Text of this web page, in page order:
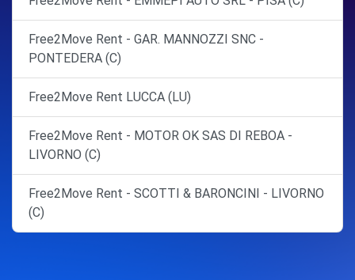
Free2Move Rent - GAR. MANNOZZI SNC -
PONTEDERA (C)
Free2Move Rent LUCCA (LU)
Free2Move Rent - MOTOR OK SAS DI REBOA -
LIVORNO (C)
Free2Move Rent - SCOTTI & BARONCINI - LIVORNO
(C)